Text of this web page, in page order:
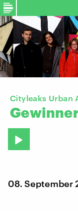
Cityleaks Urban
08. September